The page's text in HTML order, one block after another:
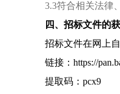
3.3符合相关法律
四、招标文件的
招标文件在网上
链接：https://
提取码：pcx9